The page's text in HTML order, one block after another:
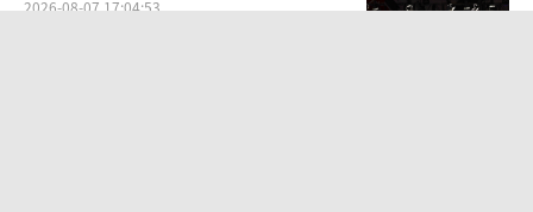
2026-08-07 17:04:53